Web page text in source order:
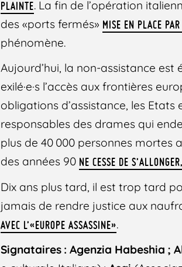
PLAINTE. La fin de l’opération
des «ports fermés» MISE EN PLACE
phénomène.
Aujourd’hui, la non-assistance
exilé·e·s l’accès aux frontières
obligations d’assistance, les
responsables des drames qui
plus de 40 000 personnes mortes
des années 90 NE CESSE DE
Dix ans plus tard, il est trop tard
jamais de rendre justice aux
AVEC L’«EUROPE ASSASSINE».
Signataires : Agenzia Habeshia ;